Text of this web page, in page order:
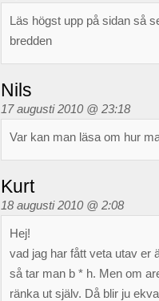
Läs högst upp på sidan så
bredden
Nils
17 augusti 2010 @ 23:18
Var kan man läsa om hur
Kurt
18 augusti 2010 @ 2:08
Hej!
vad jag har fått veta utav er
så tar man b * h. Men om
ränka ut själv. Då blir ju